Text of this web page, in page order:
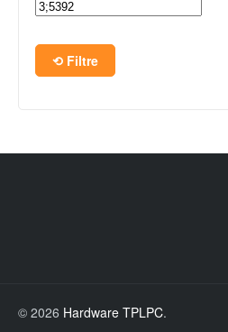
Filtre
© 2026 Hardware TPLPC.